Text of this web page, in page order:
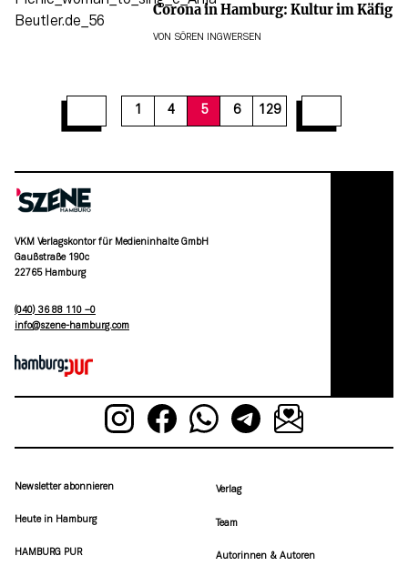
Corona in Hamburg: Kultur im Käfig
VON SÖREN INGWERSEN
1 4 5 6 129
12 1415 171819 20
VKM Verlagskontor für Medieninhalte GmbH
Gaußstraße 190c
22765 Hamburg
(040) 36 88 110 –0
moc.grubmah-enezs@ofni
Newsletter abonnieren
Heute in Hamburg
HAMBURG PUR
Verlag
Team
Autorinnen & Autoren